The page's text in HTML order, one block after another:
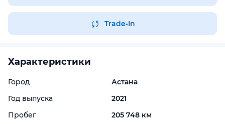
Trade-In
Характеристики
Город
Астана
Год выпуска
2021
Пробег
205 748 км